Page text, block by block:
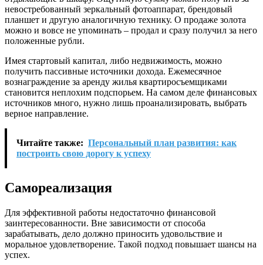
невостребованный зеркальный фотоаппарат, брендовый
планшет и другую аналогичную технику. О продаже золота
можно и вовсе не упоминать – продал и сразу получил за него
положенные рубли.
Имея стартовый капитал, либо недвижимость, можно
получить пассивные источники дохода. Ежемесячное
вознаграждение за аренду жилья квартиросъемщиками
становится неплохим подспорьем. На самом деле финансовых
источников много, нужно лишь проанализировать, выбрать
верное направление.
Читайте также: Персональный план развития: как
построить свою дорогу к успеху
Самореализация
Для эффективной работы недостаточно финансовой
заинтересованности. Вне зависимости от способа
зарабатывать, дело должно приносить удовольствие и
моральное удовлетворение. Такой подход повышает шансы на
успех.